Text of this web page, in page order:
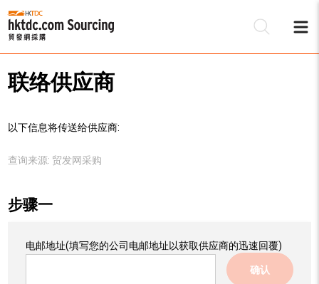
联络供应商
以下信息将传送给供应商:
查询来源: 贸发网采购
步骤一
电邮地址(填写您的公司电邮地址以获取供应商的迅速回覆)
确认